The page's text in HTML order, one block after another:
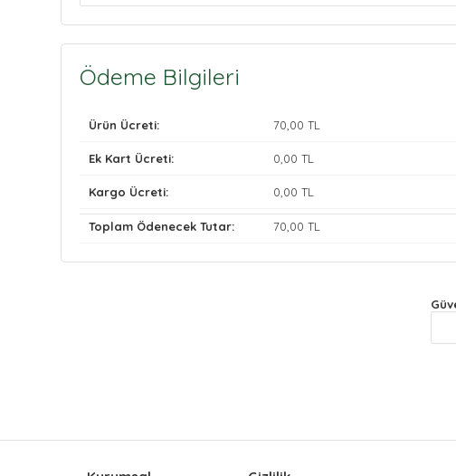
Ödeme Bilgileri
Ürün Ücreti: 70 ,00 TL
Ek Kart Ücreti: 0 ,00 TL
Kargo Ücreti: 0 ,00 TL
Toplam Ödenecek Tutar: 70 ,00 TL